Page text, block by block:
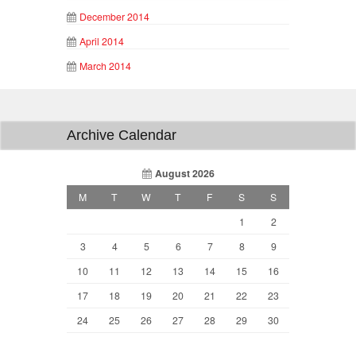
December 2014
April 2014
March 2014
Archive Calendar
August 2026
M
T W T F S
S
1
2
3
4 5 6 7 8
9
10
11 12 13 14 15
16
17
18 19 20 21 22
23
24
25 26 27 28 29 30